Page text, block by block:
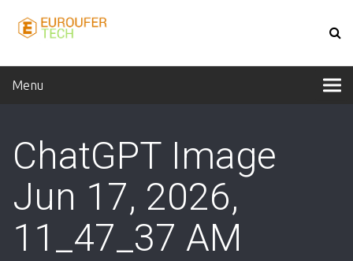
Menu
ChatGPT Image
Jun 17, 2026,
11_47_37 AM